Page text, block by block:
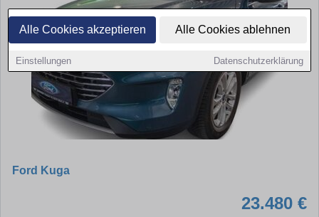
Alle Cookies akzeptieren Alle Cookies ablehnen
Einstellungen Datenschutzerklärung
Ford Kuga
23.480 €